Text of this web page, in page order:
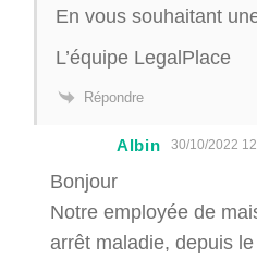
En vous souhaitant
L’équipe LegalPlace
Répondre
Albin 30/10/2022
Bonjour
Notre employée de
arrêt maladie, depuis